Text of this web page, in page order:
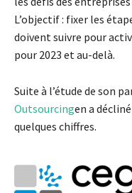
L’objectif : fixer les
doivent suivre pour
pour 2023 et au-delà.
Suite à l’étude de son
Outsourcingen a
quelques chiffres.